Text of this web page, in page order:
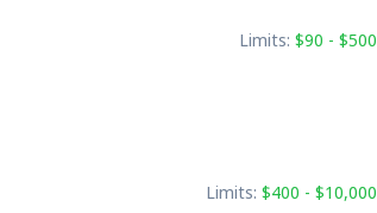
Limits: $90 - $500
Limits: $400 - $10,000